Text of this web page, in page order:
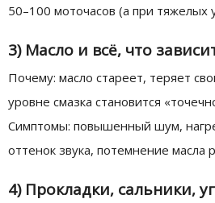
50–100 моточасов (а при
3) Масло и всё, что
Почему: масло стареет, теряет
уровне смазка становится
Симптомы: повышенный шум,
оттенок звука, потемнение масла
4) Прокладки, сальники,